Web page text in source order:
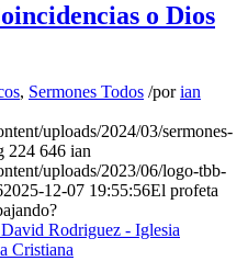
o Dios
, Sermones Todos /porian
uploads/2024/03/sermones-
224 646 ian
uploads/2023/06/logo-tbb-
2025-12-07 19:55:56El profeta